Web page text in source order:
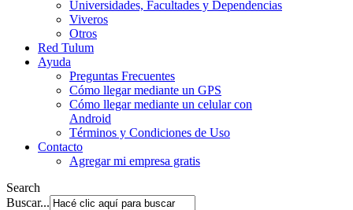
Universidades, Facultades y Dependencias
Viveros
Otros
Red Tulum
Ayuda
Preguntas Frecuentes
Cómo llegar mediante un GPS
Cómo llegar mediante un celular con
Android
Términos y Condiciones de Uso
Contacto
Agregar mi empresa gratis
Search
Buscar...